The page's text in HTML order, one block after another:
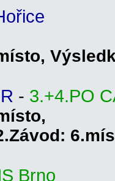
, V
- 3.+4.PO
Závod:
Brno